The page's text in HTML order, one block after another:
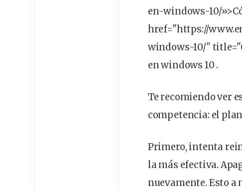
en-windows-10/
href="https://
windows-10/"
en windows 10 .
Te recomiendo ver
competencia: el
Primero, intenta
la más efectiva.
nuevamente. Esto a